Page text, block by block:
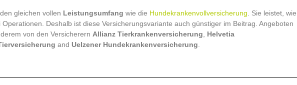
gleichen vollen Leistungsumfang wie die Hundekrankenvollversicherung . Sie leistet, wie
Deshalb ist diese Versicherungsvariante auch günstiger im Beitrag. Angeboten
von den Versicherern Allianz Tierkrankenversicherung
Helvetia
and Uelzener Hundekrankenversicherung